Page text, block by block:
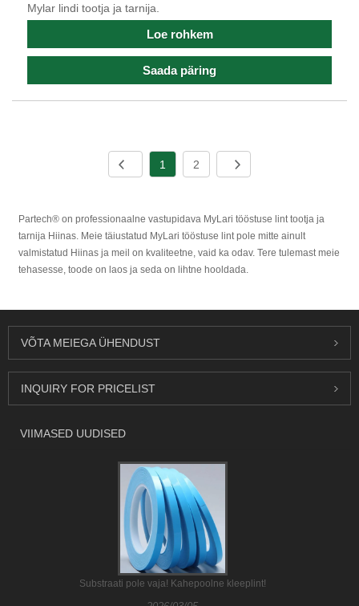
Mylar lindi tootja ja tarnija.
Loe rohkem
Saada päring
1 2
Partech® on professionaalne vastupidava MyLari tööstuse lint tootja ja
tarnija Hiinas. Meie täiustatud MyLari tööstuse lint pole mitte ainult
valmistatud Hiinas ja meil on kvaliteetne, vaid ka odav. Tere tulemast meie
tehasesse, toode on laos ja seda on lihtne hooldada.
VÕTA MEIEGA ÜHENDUST
INQUIRY FOR PRICELIST
VIIMASED UUDISED
Substraati pole vaja! Kahepoolne kleeplint!